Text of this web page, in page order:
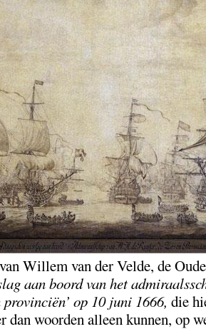
Willem van der Velde, de
aan boord van het
provinciën’ op 10 juni 1666, die
dan woorden alleen kunnen, op